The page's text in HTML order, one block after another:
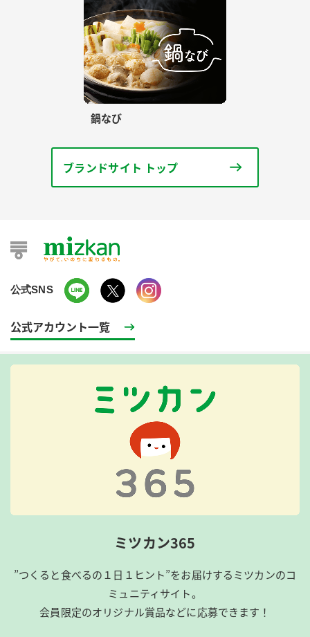
鍋なび
ブランドサイト トップ
公式SNS
公式アカウント一覧
ミツカン365
”つくると食べるの１日１ヒント”をお届けするミツカンのコ
ミュニティサイト。
会員限定のオリジナル賞品などに応募できます！